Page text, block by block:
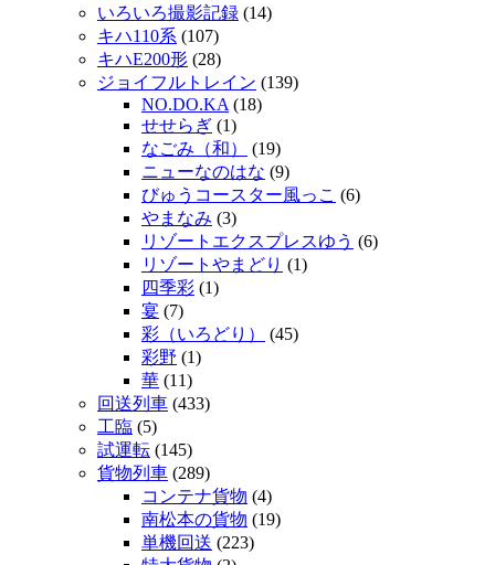
いろいろ撮影記録 (14)
キハ110系 (107)
キハE200形 (28)
ジョイフルトレイン (139)
NO.DO.KA (18)
せせらぎ (1)
なごみ（和）
(19)
ニューなのはな (9)
びゅうコースター風っこ (6)
やまなみ (3)
リゾートエクスプレスゆう (6)
リゾートやまどり (1)
四季彩 (1)
宴 (7)
彩（いろどり）
(45)
彩野 (1)
華 (11)
回送列車 (433)
工臨 (5)
試運転 (145)
貨物列車 (289)
コンテナ貨物 (4)
南松本の貨物 (19)
単機回送 (223)